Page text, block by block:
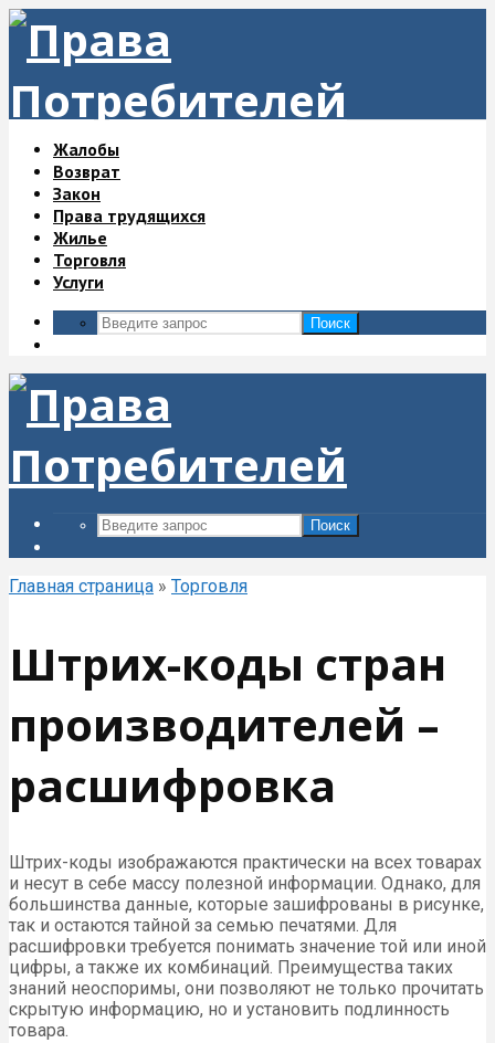
Жалобы
Возврат
Закон
Права трудящихся
Жилье
Торговля
Услуги
Поиск
Поиск
Главная страница » Торговля
Штрих-коды стран
производителей –
расшифровка
Штрих-коды изображаются практически на всех товарах
и несут в себе массу полезной информации. Однако, для
большинства данные, которые зашифрованы в рисунке,
так и остаются тайной за семью печатями. Для
расшифровки требуется понимать значение той или иной
цифры, а также их комбинаций. Преимущества таких
знаний неоспоримы, они позволяют не только прочитать
скрытую информацию, но и установить подлинность
товара.